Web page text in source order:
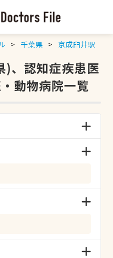
千葉県 京成臼井駅
)、認知症疾患医
動物病院一覧